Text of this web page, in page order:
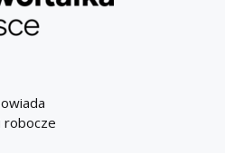
robocze